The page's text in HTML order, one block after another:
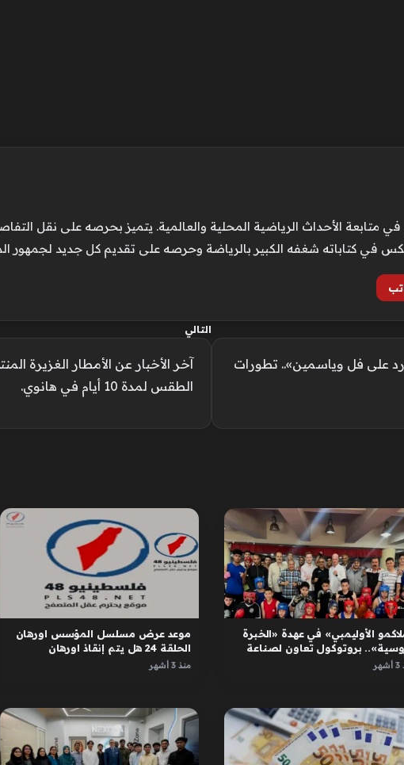
الأحداث الرياضية المحلية والعالمية. يتميز بحرصه على نقل
يعكس في كتاباته شغفه الكبير بالرياضة وحرصه على تقديم كل جديد لجمهور
مسلسل «ورد على فل وياسمين».. تطورات
التالي
آخر الأخبار عن الأمطار الغزيرة
الطقس لمدة 10 أيام في هانوي.
الأوليمبي» في عهدة «الخبرة
بروتوكول تعاون لصناعة
موعد عرض مسلسل المؤسس اورهان
الحلقة 24 هل يتم إنقاذ اورهان
واسبورجا
منذ 3 أشهر